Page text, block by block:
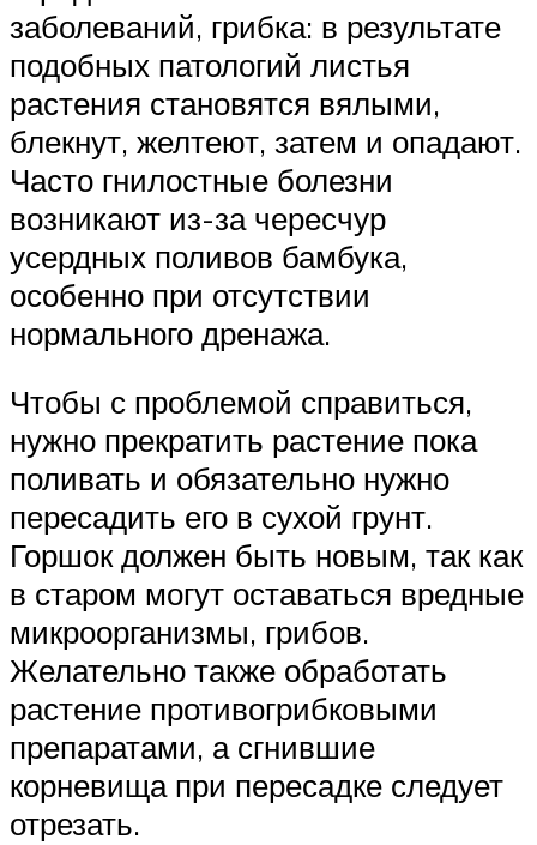
заболеваний, грибка: в результате
подобных патологий листья
растения становятся вялыми,
блекнут, желтеют, затем и опадают.
Часто гнилостные болезни
возникают из-за чересчур
усердных поливов бамбука,
особенно при отсутствии
нормального дренажа.
Чтобы с проблемой справиться,
нужно прекратить растение пока
поливать и обязательно нужно
пересадить его в сухой грунт.
Горшок должен быть новым, так как
в старом могут оставаться вредные
микроорганизмы, грибов.
Желательно также обработать
растение противогрибковыми
препаратами, а сгнившие
корневища при пересадке следует
отрезать.